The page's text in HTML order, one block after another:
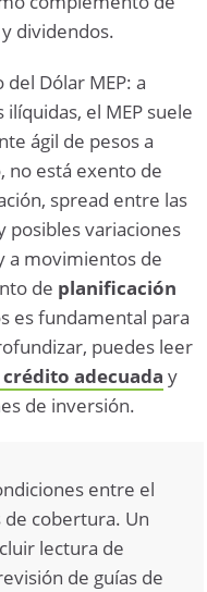
dividendos.
Dólar MEP: a
el MEP suele
ágil de pesos a
no está exento de
spread entre las
posibles variaciones
a movimientos de
de planificación
es fundamental para
puedes leer
adecuada y
de inversión.
entre el
de cobertura. Un
lectura de
de guías de